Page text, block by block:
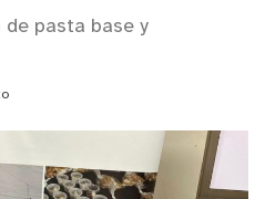
de pasta base y